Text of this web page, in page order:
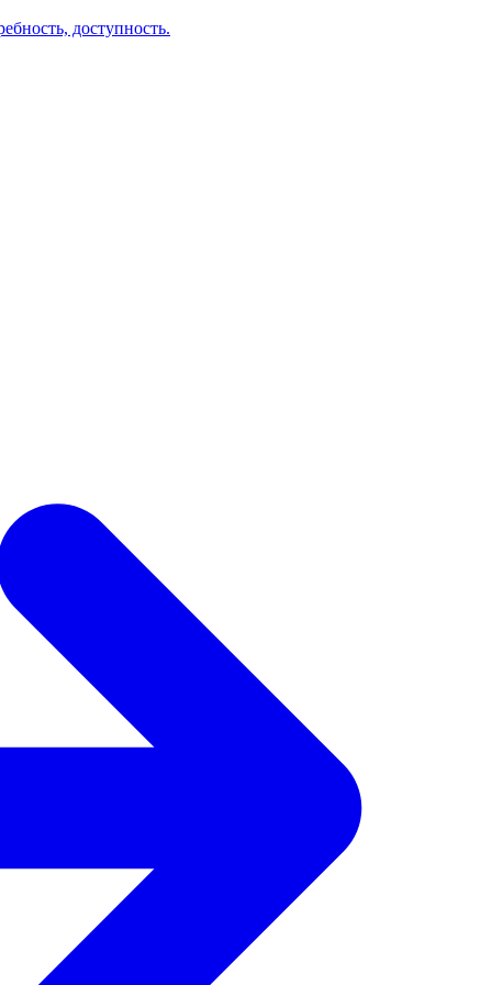
доступность.